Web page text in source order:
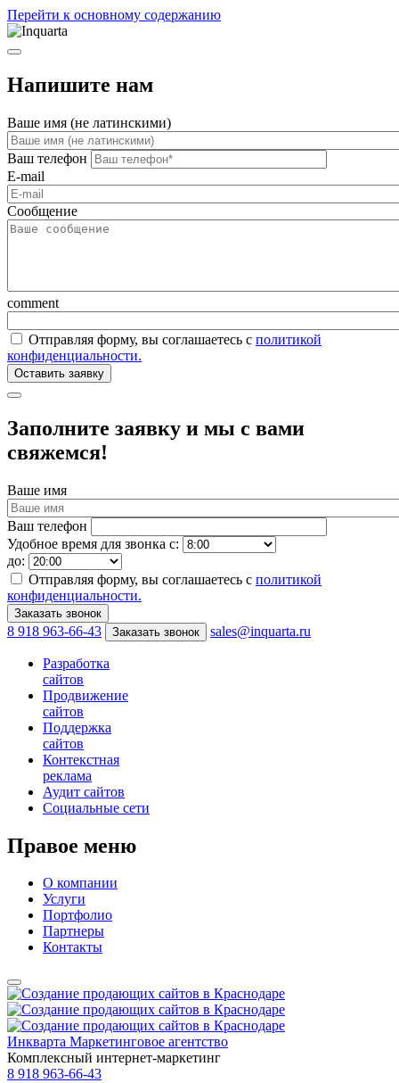
Перейти к основному содержанию
Напишите нам
Ваше имя (не латинскими)
Ваш телефон
E-mail
Сообщение
comment
Отправляя форму, вы соглашаетесь с политикой
конфиденциальности.
Заполните заявку и мы с вами
свяжемся!
Ваше имя
Ваш телефон
Удобное время для звонка с:
до:
Отправляя форму, вы соглашаетесь с политикой
конфиденциальности.
8 918 963-66-43 Заказать звонок sales@inquarta.ru
Разработка
сайтов
Продвижение
сайтов
Поддержка
сайтов
Контекстная
реклама
Аудит сайтов
Социальные сети
Правое меню
О компании
Услуги
Портфолио
Партнеры
Контакты
Инкварта Маркетинговое агентство
Комплексный интернет-маркетинг
8 918 963-66-43